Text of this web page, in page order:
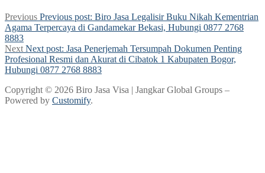
Previous Previous post: Biro Jasa Legalisir Buku Nikah Kementrian
Agama Terpercaya di Gandamekar Bekasi, Hubungi 0877 2768
8883
Next Next post: Jasa Penerjemah Tersumpah Dokumen Penting
Profesional Resmi dan Akurat di Cibatok 1 Kabupaten Bogor,
Hubungi 0877 2768 8883
Copyright © 2026 Biro Jasa Visa | Jangkar Global Groups –
Powered by Customify.